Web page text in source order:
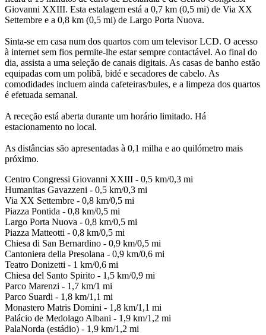
Giovanni XXIII. Esta estalagem está a 0,7 km (0,5 mi) de Via XX
Settembre e a 0,8 km (0,5 mi) de Largo Porta Nuova.
Sinta-se em casa num dos quartos com um televisor LCD. O acesso
à internet sem fios permite-lhe estar sempre contactável. Ao final do
dia, assista a uma seleção de canais digitais. As casas de banho estão
equipadas com um polibã, bidé e secadores de cabelo. As
comodidades incluem ainda cafeteiras/bules, e a limpeza dos quartos
é efetuada semanal.
A receção está aberta durante um horário limitado. Há
estacionamento no local.
As distâncias são apresentadas à 0,1 milha e ao quilómetro mais
próximo.
Centro Congressi Giovanni XXIII - 0,5 km/0,3 mi
Humanitas Gavazzeni - 0,5 km/0,3 mi
Via XX Settembre - 0,8 km/0,5 mi
Piazza Pontida - 0,8 km/0,5 mi
Largo Porta Nuova - 0,8 km/0,5 mi
Piazza Matteotti - 0,8 km/0,5 mi
Chiesa di San Bernardino - 0,9 km/0,5 mi
Cantoniera della Presolana - 0,9 km/0,6 mi
Teatro Donizetti - 1 km/0,6 mi
Chiesa del Santo Spirito - 1,5 km/0,9 mi
Parco Marenzi - 1,7 km/1 mi
Parco Suardi - 1,8 km/1,1 mi
Monastero Matris Domini - 1,8 km/1,1 mi
Palácio de Medolago Albani - 1,9 km/1,2 mi
PalaNorda (estádio) - 1,9 km/1,2 mi